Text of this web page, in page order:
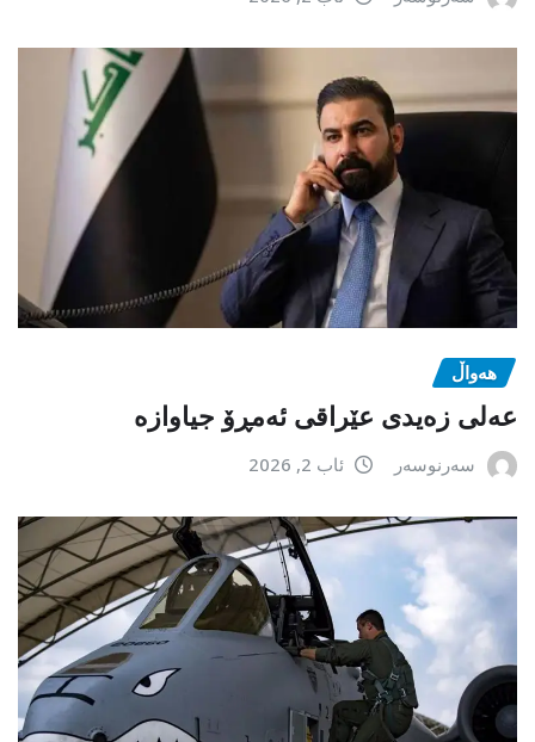
هەواڵ
عەلی زەیدی عێراقی ئەمڕۆ جیاوازە
سەرنوسەر ئاب 2, 2026